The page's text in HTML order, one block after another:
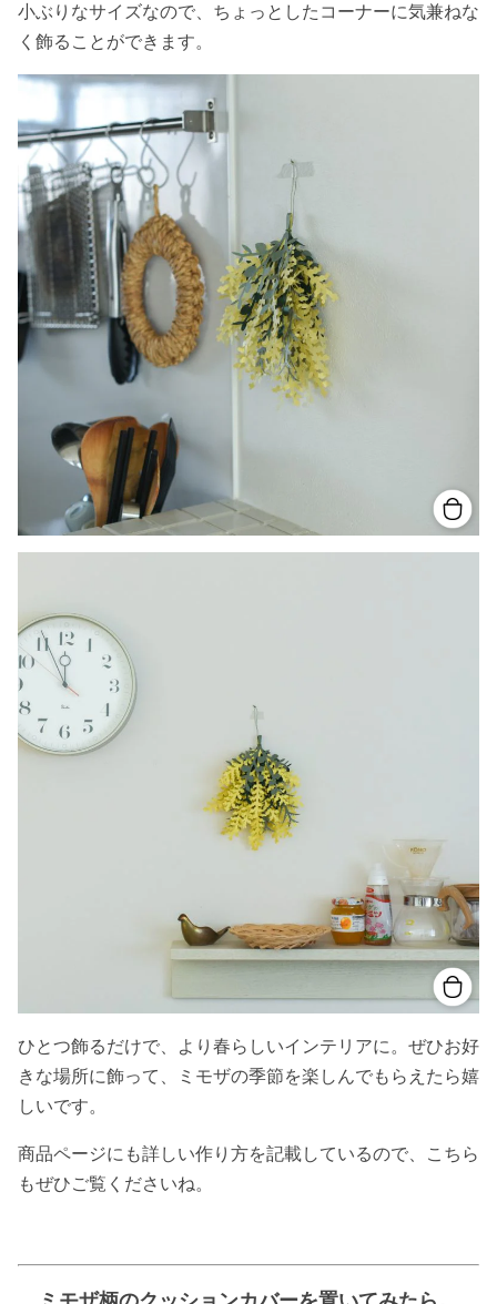
小ぶりなサイズなので、ちょっとしたコーナーに気兼ねな
く飾ることができます。
ひとつ飾るだけで、より春らしいインテリアに。ぜひお好
きな場所に飾って、ミモザの季節を楽しんでもらえたら嬉
しいです。
商品ページにも詳しい作り方を記載しているので、こちら
もぜひご覧くださいね。